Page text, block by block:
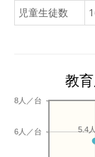
児童生徒数
教
6人／台
8人／台
5.4